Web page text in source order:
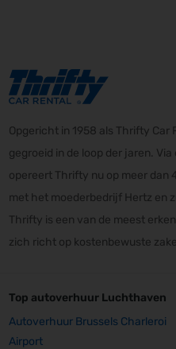
Opgericht in 1958 als Thrifty Car
gegroeid in de loop der jaren.
opereert Thrifty nu op meer dan
met het moederbedrijf Hertz en
Thrifty is een van de meest
zich richt op kostenbewuste
Top autoverhuur Luchthaven
Autoverhuur Brussels Charleroi
Airport